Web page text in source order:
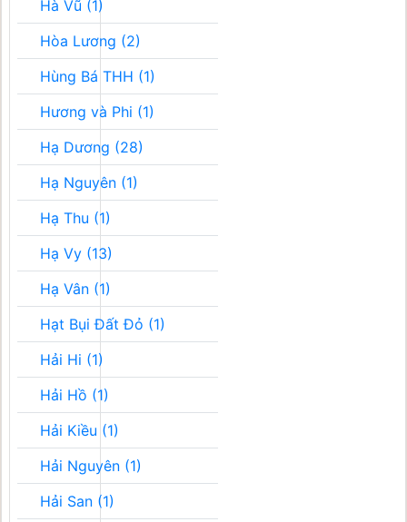
Hà Vũ (1)
Hòa Lương (2)
Hùng Bá THH (1)
Hương và Phi (1)
Hạ Dương (28)
Hạ Nguyên (1)
Hạ Thu (1)
Hạ Vy (13)
Hạ Vân (1)
Hạt Bụi Đất Đỏ (1)
Hải Hi (1)
Hải Hồ (1)
Hải Kiều (1)
Hải Nguyên (1)
Hải San (1)